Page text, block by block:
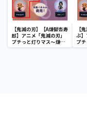
【鬼滅の刃】【A煉獄杏寿
郎】アニメ「鬼滅の刃」
プチっと灯りマス～煉獄
杏寿郎・胡蝶しのぶ～
【
ぶ】
プ
杏